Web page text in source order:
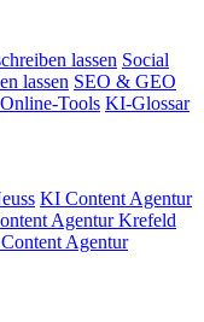
lassen Social
lassen SEO & GEO
Tools KI-Glossar
KI Content Agentur
Agentur Krefeld
Agentur